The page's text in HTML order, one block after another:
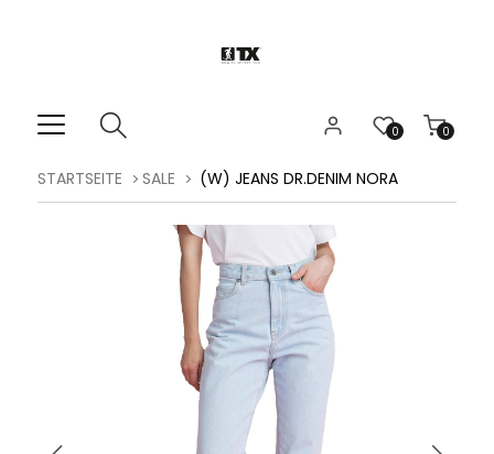
0
0
STARTSEITE SALE (W) JEANS DR.DENIM NORA